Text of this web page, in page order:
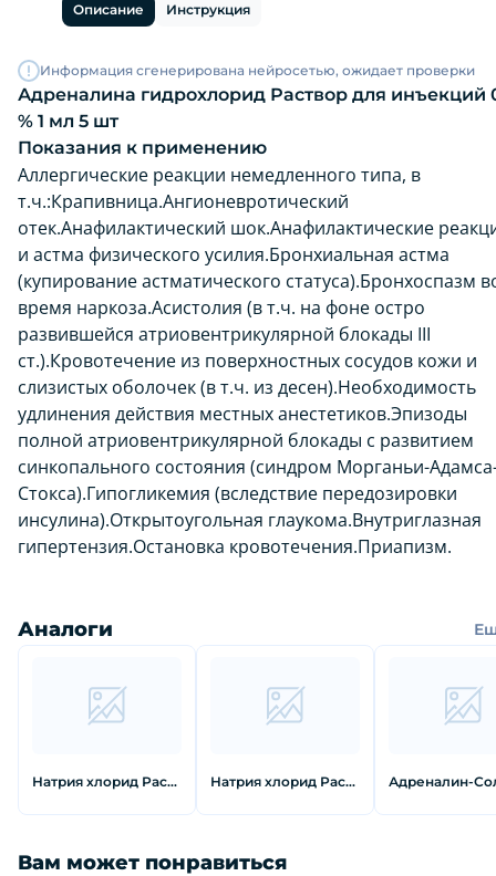
Описание Инструкция
Информация сгенерирована нейросетью, ожидает проверки
Адреналина гидрохлорид Раствор для инъекций
% 1 мл 5 шт
Показания к применению
Аллергические реакции немедленного типа, в
т.ч.:Крапивница.Ангионевротический
отек.Анафилактический шок.Анафилактические
и астма физического усилия.Бронхиальная астма
(купирование астматического статуса).Бронхоспазм
время наркоза.Асистолия (в т.ч. на фоне остро
развившейся атриовентрикулярной блокады III
ст.).Кровотечение из поверхностных сосудов кожи и
слизистых оболочек (в т.ч. из десен).Необходимость
удлинения действия местных анестетиков.Эпизоды
полной атриовентрикулярной блокады с развитием
синкопального состояния (синдром Морганьи-
Стокса).Гипогликемия (вследствие передозировки
инсулина).Открытоугольная глаукома.Внутриглазная
гипертензия.Остановка кровотечения.Приапизм.
Аналоги
Натрия хлорид Раствор для инфузий флакон 0,9 % 250 мл Натрия хлорид Раствор для инфузий флакон 0,9 % 200 мл
Вам может понравиться